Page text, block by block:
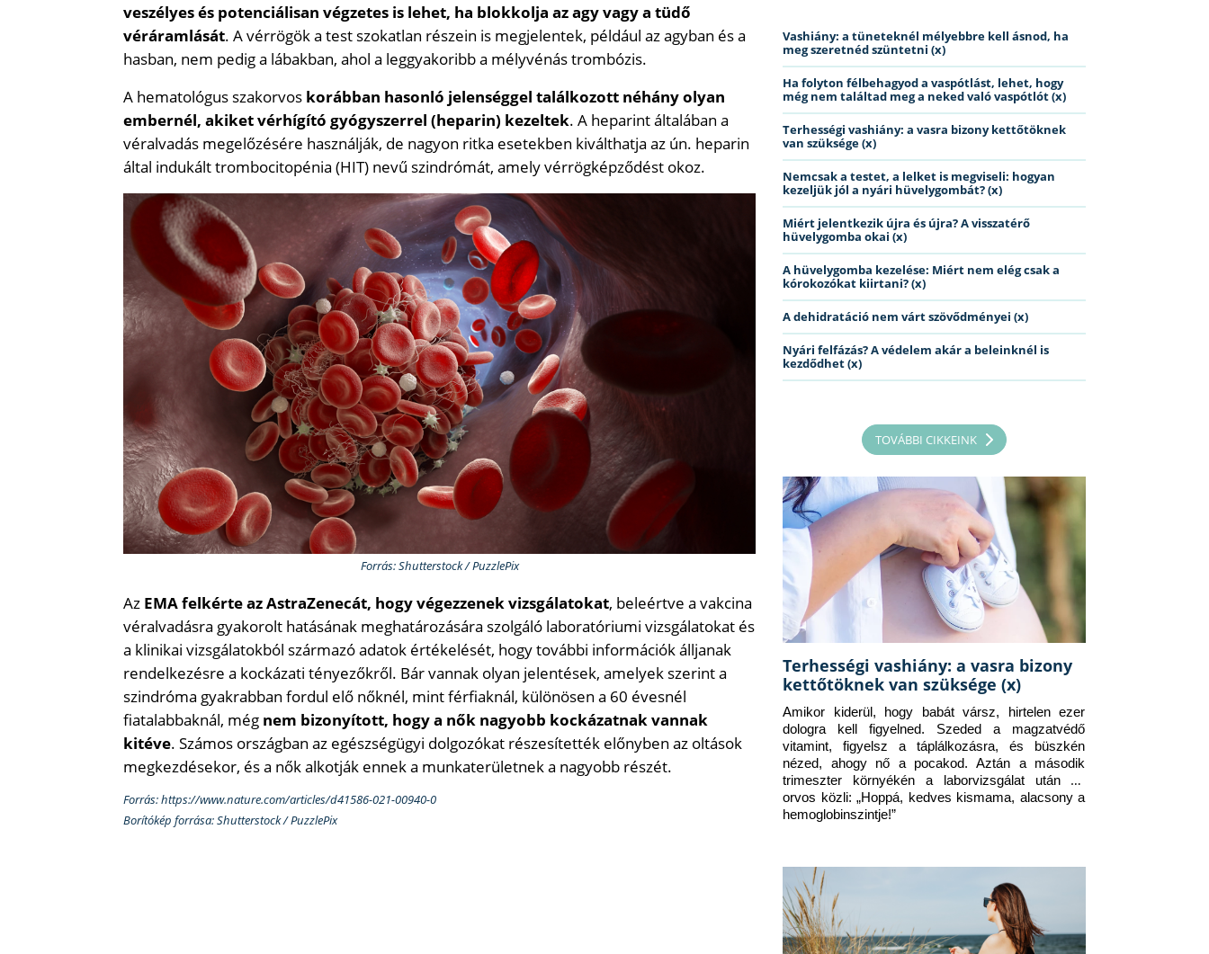
veszélyes és potenciálisan végzetes is lehet, ha blokkolja az agy vagy a tüdő
véráramlását. A vérrögök a test szokatlan részein is megjelentek, például az agyban és a
hasban, nem pedig a lábakban, ahol a leggyakoribb a mélyvénás trombózis.
A hematológus szakorvos korábban hasonló jelenséggel találkozott néhány olyan
embernél, akiket vérhígító gyógyszerrel (heparin) kezeltek. A heparint általában a
véralvadás megelőzésére használják, de nagyon ritka esetekben kiválthatja az ún. heparin
által indukált trombocitopénia (HIT) nevű szindrómát, amely vérrögképződést okoz.
Forrás: Shutterstock / PuzzlePix
Az EMA felkérte az AstraZenecát, hogy végezzenek vizsgálatokat, beleértve a vakcina
véralvadásra gyakorolt ​​hatásának meghatározására szolgáló laboratóriumi vizsgálatokat és
a klinikai vizsgálatokból származó adatok értékelését, hogy további információk álljanak
rendelkezésre a kockázati tényezőkről. Bár vannak olyan jelentések, amelyek szerint a
szindróma gyakrabban fordul elő nőknél, mint férfiaknál, különösen a 60 évesnél
fiatalabbaknál, még nem bizonyított, hogy a nők nagyobb kockázatnak vannak
kitéve. Számos országban az egészségügyi dolgozókat részesítették előnyben az oltások
megkezdésekor, és a nők alkotják ennek a munkaterületnek a nagyobb részét.
Forrás: https://www.nature.com/articles/d41586-021-00940-0
Borítókép forrása: Shutterstock / PuzzlePix
Vashiány: a tüneteknél mélyebbre kell ásnod, ha
meg szeretnéd szüntetni (x)
Ha folyton félbehagyod a vaspótlást, lehet, hogy
még nem találtad meg a neked való vaspótlót (x)
Terhességi vashiány: a vasra bizony kettőtöknek
van szüksége (x)
Nemcsak a testet, a lelket is megviseli: hogyan
kezeljük jól a nyári hüvelygombát? (x)
Miért jelentkezik újra és újra? A visszatérő
hüvelygomba okai (x)
A hüvelygomba kezelése: Miért nem elég csak a
kórokozókat kiirtani? (x)
A dehidratáció nem várt szövődményei (x)
Nyári felfázás? A védelem akár a beleinknél is
kezdődhet (x)
TOVÁBBI CIKKEINK
Terhességi vashiány: a vasra bizony
kettőtöknek van szüksége (x)
Amikor kiderül, hogy babát vársz, hirtelen ezer
dologra kell figyelned. Szeded a magzatvédő
vitamint, figyelsz a táplálkozásra, és büszkén
nézed, ahogy nő a pocakod. Aztán a második
trimeszter környékén a laborvizsgálat után az
orvos közli: „Hoppá, kedves kismama, alacsony a
hemoglobinszintje!”